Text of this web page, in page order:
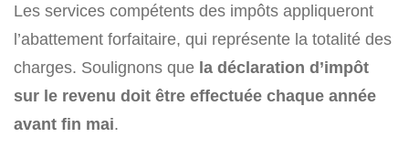
Les services compétents des impôts appliqueront
l’abattement forfaitaire, qui représente la totalité des
charges. Soulignons que la déclaration d’impôt
sur le revenu doit être effectuée chaque année
avant fin mai.